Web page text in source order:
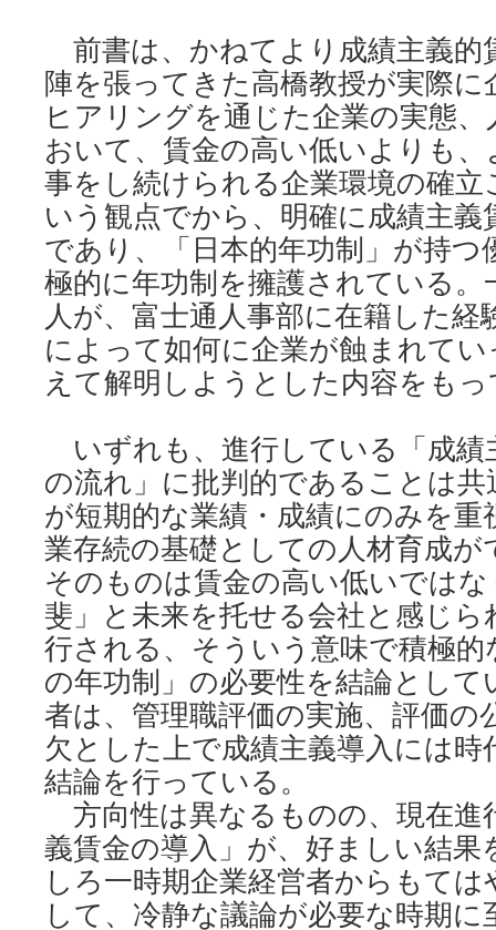
前書は、かねてより成績主義的
陣を張ってきた高橋教授が実際に
ヒアリングを通じた企業の実態
おいて、賃金の高い低いよりも
事をし続けられる企業環境の確
いう観点でから、明確に成績主
であり、「日本的年功制」が持つ
極的に年功制を擁護されている。
人が、富士通人事部に在籍した経
によって如何に企業が蝕まれて
えて解明しようとした内容をも
いずれも、進行している「成績
の流れ」に批判的であることは
が短期的な業績・成績にのみを重
業存続の基礎としての人材育成
そのものは賃金の高い低いでは
斐」と未来を托せる会社と感じ
行される、そういう意味で積極的
の年功制」の必要性を結論とし
者は、管理職評価の実施、評価の
欠とした上で成績主義導入には
結論を行っている。
方向性は異なるものの、現在進
義賃金の導入」が、好ましい結
しろ一時期企業経営者からもて
して、冷静な議論が必要な時期